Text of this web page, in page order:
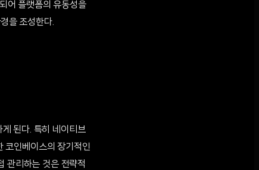
어 플랫폼의 유동성을
을 조성한다.
된다. 특히 네이티브
인베이스의 장기적인
관리하는 것은 전략적